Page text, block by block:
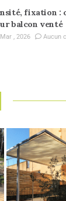
fixation :
balcon venté
, 2026 Aucun